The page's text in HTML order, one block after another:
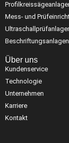
Mess- und
Beschriftungsanlagen
Über uns
Kundenservice
Technologie
Unternehmen
Karriere
Kontakt